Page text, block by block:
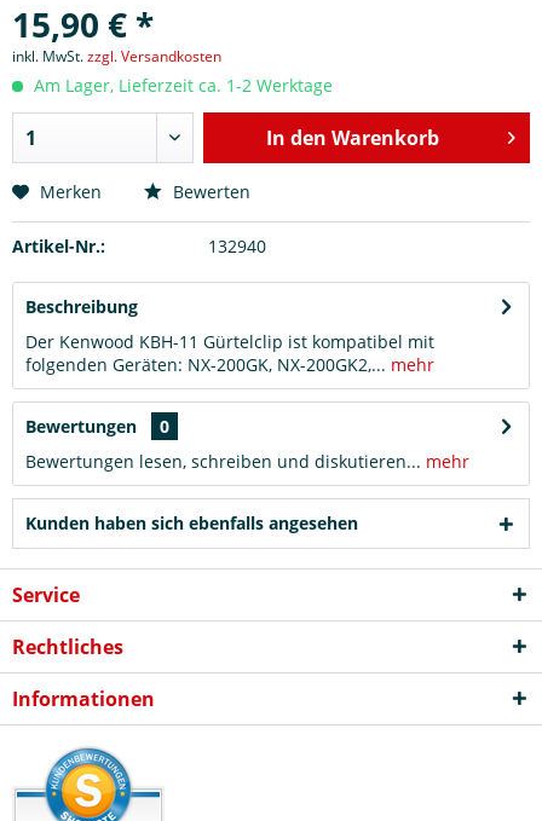
15,90 € *
inkl. MwSt.zzgl. Versandkosten
Am Lager, Lieferzeit ca. 1-2 Werktage
In den Warenkorb
Merken Bewerten
Artikel-Nr.: 132940
Beschreibung
Der Kenwood KBH-11 Gürtelclip ist kompatibel mit
folgenden Geräten: NX-200GK, NX-200GK2,... mehr
Bewertungen
0
Bewertungen lesen, schreiben und diskutieren... mehr
Kunden haben sich ebenfalls angesehen
Service
Rechtliches
Informationen